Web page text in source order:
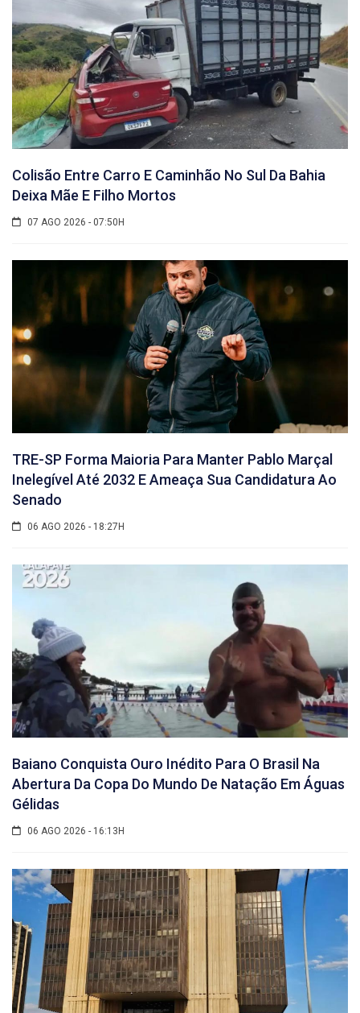
Colisão Entre Carro E Caminhão No Sul Da Bahia
Deixa Mãe E Filho Mortos
07 AGO 2026 - 07:50H
TRE-SP Forma Maioria Para Manter Pablo Marçal
Inelegível Até 2032 E Ameaça Sua Candidatura Ao
Senado
06 AGO 2026 - 18:27H
Baiano Conquista Ouro Inédito Para O Brasil Na
Abertura Da Copa Do Mundo De Natação Em Águas
Gélidas
06 AGO 2026 - 16:13H